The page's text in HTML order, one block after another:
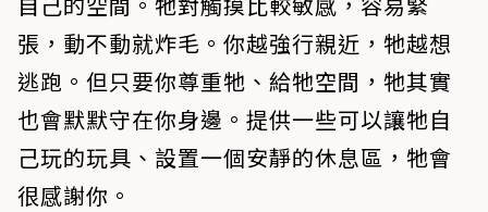
張，動不動就炸毛。你越強行親近，牠越想
逃跑。但只要你尊重牠、給牠空間，牠其實
也會默默守在你身邊。提供一些可以讓牠自
己玩的玩具、設置一個安靜的休息區，牠會
很感謝你。